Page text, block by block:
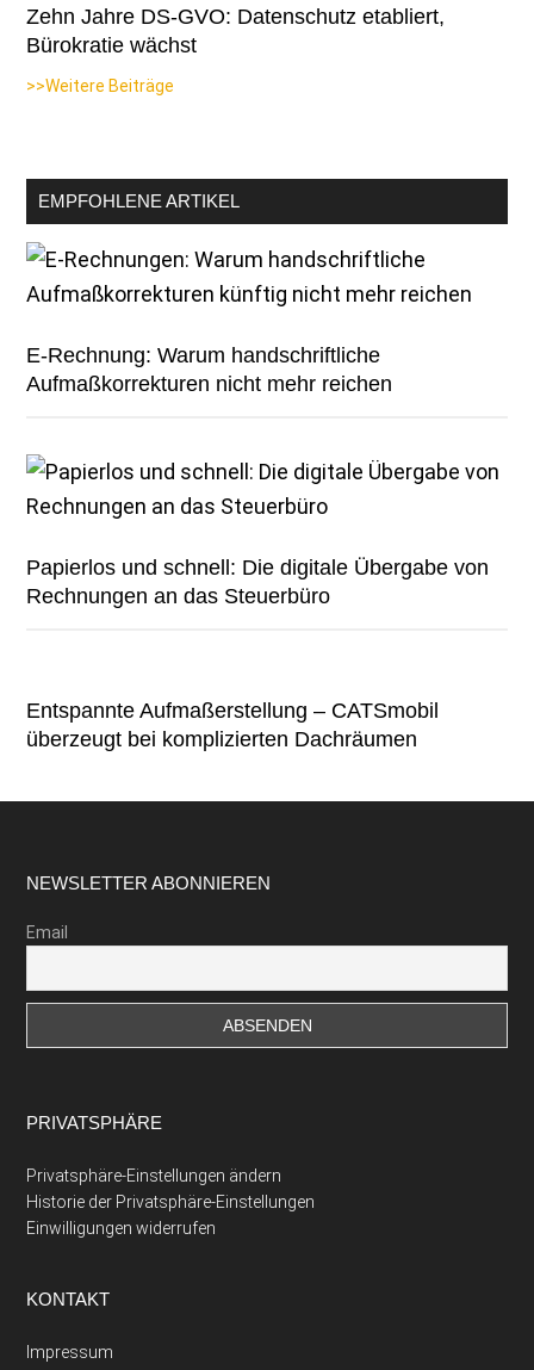
Zehn Jahre DS-GVO: Datenschutz etabliert,
Bürokratie wächst
>>Weitere Beiträge
EMPFOHLENE ARTIKEL
E-Rechnung: Warum handschriftliche
Aufmaßkorrekturen nicht mehr reichen
Papierlos und schnell: Die digitale Übergabe von
Rechnungen an das Steuerbüro
Entspannte Aufmaßerstellung – CATSmobil
überzeugt bei komplizierten Dachräumen
Footer
NEWSLETTER ABONNIEREN
Email
PRIVATSPHÄRE
Privatsphäre-Einstellungen ändern
Historie der Privatsphäre-Einstellungen
Einwilligungen widerrufen
KONTAKT
Impressum